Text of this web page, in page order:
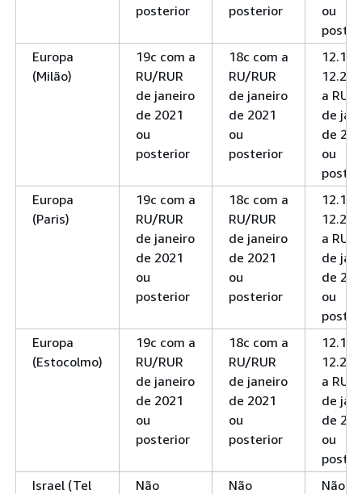
posterior
posterior
ou
Europa
(Milão)
19c com a
RU/RUR
de janeiro
de 2021
ou
posterior
18c com a
RU/RUR
de janeiro
de 2021
ou
posterior
12.1 e
12.2
a RU/
de
de
ou
Europa
(Paris)
19c com a
RU/RUR
de janeiro
de 2021
ou
posterior
18c com a
RU/RUR
de janeiro
de 2021
ou
posterior
12.1 e
12.2
a RU/
de
de
ou
Europa
(Estocolmo)
19c com a
RU/RUR
de janeiro
de 2021
ou
posterior
18c com a
RU/RUR
de janeiro
de 2021
ou
posterior
12.1 e
12.2
a RU/
de
de
ou
Israel (Tel
Não
Não
Não